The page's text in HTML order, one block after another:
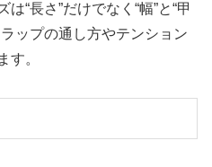
“長さ”だけでなく“幅”と“甲
ップの通し方やテンション
す。